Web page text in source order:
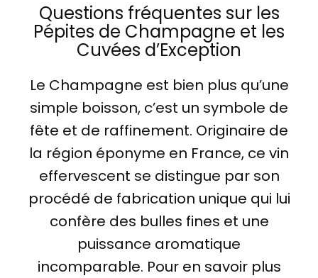
Questions fréquentes sur les
Pépites de Champagne et les
Cuvées d’Exception
Le Champagne est bien plus qu’une
simple boisson, c’est un symbole de
fête et de raffinement. Originaire de
la région éponyme en France, ce vin
effervescent se distingue par son
procédé de fabrication unique qui lui
confère des bulles fines et une
puissance aromatique
incomparable. Pour en savoir plus